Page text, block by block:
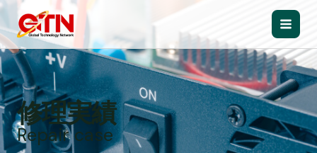
内
容
を
ス
キ
ッ
プ
Main
修理実績
Repair case